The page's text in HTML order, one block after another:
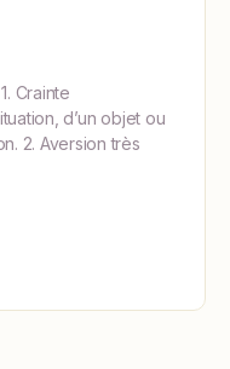
Crainte
d’un objet ou
2. Aversion très